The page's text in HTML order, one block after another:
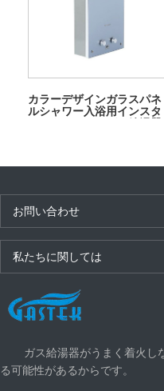
カラーデザインガラスパネ
ルシャワー入浴用インスタ
お問い合わせ
私たちに関しては
最新ニュース
ガス給湯器がうまく着火し
る可能性があるからです。